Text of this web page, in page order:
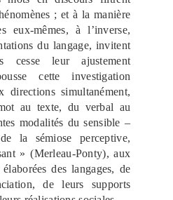
; et à la manière
eux-mêmes, à l’inverse,
du langage, invitent
cesse leur ajustement
cette investigation
directions simultanément,
au texte, du verbal au
modalités du sensible –
la sémiose perceptive,
» (Merleau-Ponty), aux
des langages, de
de leurs supports